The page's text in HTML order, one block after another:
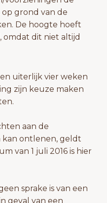
grond van de
De hoogte hoeft
dit niet altijd
uiterlijk vier weken
zijn keuze maken
aan de
kan ontlenen, geldt
van 1 juli 2016 is hier
sprake is van een
geval van een